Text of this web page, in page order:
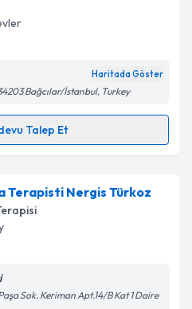
hazırlandığında e-
ilişkinAydınlatma
kabul ediyorum.
Gönder
Haritada Göster
Bağcılar/İstanbul, Turkey
Talep Et
için randevu takvimi
uzmandan randevu almanız
e-posta ile
Terapisti Nergis Türkoz
Sok. Keriman Apt.14/B Kat 1 Daire